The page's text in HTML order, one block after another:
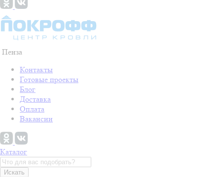
Пенза
Контакты
Готовые проекты
Блог
Доставка
Оплата
Вакансии
Каталог
Искать